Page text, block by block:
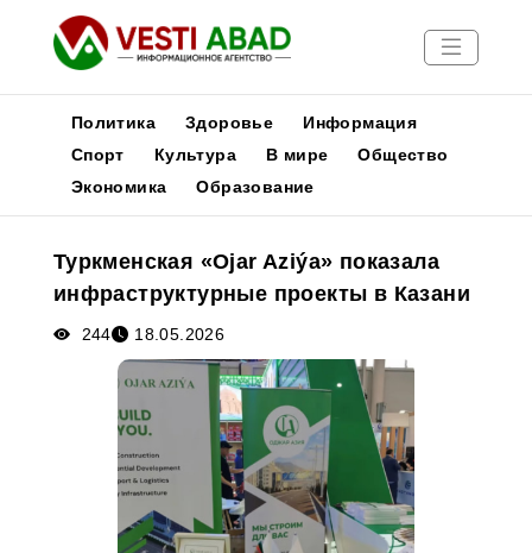
Новости
Медиа
Афиша
Политика Здоровье
Информация
Спорт
Культура В мире
Общество
Экономика
Образование
Туркменская «Ojar Aziýa» показала
инфраструктурные проекты в Казани
244 18.05.2026